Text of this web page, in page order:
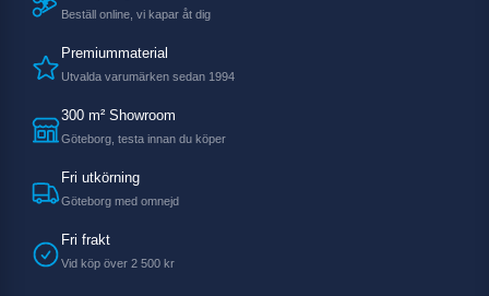
Beställ online, vi kapar åt dig
Premiummaterial
Utvalda varumärken sedan 1994
300 m² Showroom
Göteborg, testa innan du köper
Fri utkörning
Göteborg med omnejd
Fri frakt
Vid köp över 2 500 kr